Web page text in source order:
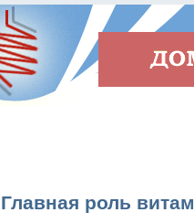
Главная роль